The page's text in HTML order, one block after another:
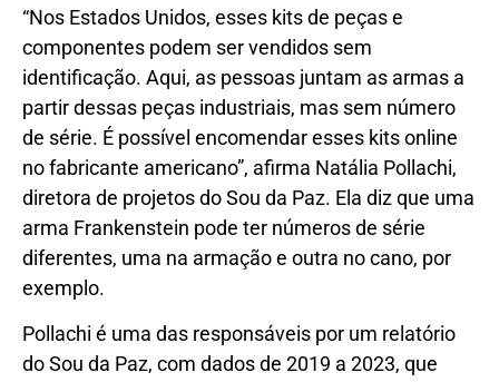
“Nos Estados Unidos, esses kits de peças e
componentes podem ser vendidos sem
identificação. Aqui, as pessoas juntam as armas a
partir dessas peças industriais, mas sem número
de série. É possível encomendar esses kits online
no fabricante americano”, afirma Natália Pollachi,
diretora de projetos do Sou da Paz. Ela diz que uma
arma Frankenstein pode ter números de série
diferentes, uma na armação e outra no cano, por
exemplo.
Pollachi é uma das responsáveis por um relatório
do Sou da Paz, com dados de 2019 a 2023, que